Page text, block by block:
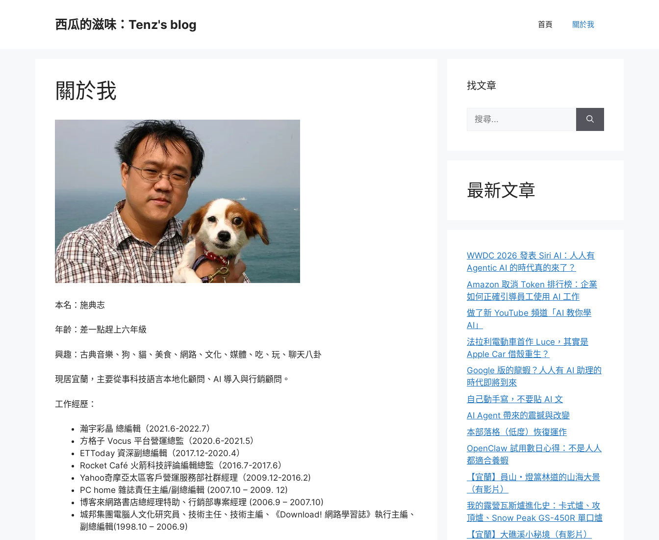
西瓜的滋味：Tenz's blog 首頁 關於我
關於我
本名：施典志
年齡：差一點趕上六年級
興趣：古典音樂、狗、貓、美食、網路、文化、媒體、吃、玩、聊天八卦
現居宜蘭，主要從事科技語言本地化顧問、AI 導入與行銷顧問。
工作經歷：
瀚宇彩晶 總編輯（2021.6-2022.7）
方格子 Vocus 平台營運總監（2020.6-2021.5）
ETToday 資深副總編輯（2017.12-2020.4）
Rocket Café 火箭科技評論編輯總監（2016.7-2017.6）
Yahoo奇摩亞太區客戶營運服務部社群經理（2009.12-2016.2)
PC home 雜誌責任主編/副總編輯 (2007.10 – 2009. 12)
博客來網路書店總經理特助、行銷部專案經理 (2006.9 – 2007.10)
城邦集團電腦人文化研究員、技術主任、技術主編、《Download! 網路學習誌》執行主編、
副總編輯(1998.10 – 2006.9)
找文章
尋:
最新文章
WWDC 2026 發表 Siri AI：人人有
Agentic AI 的時代真的來了？
Amazon 取消 Token 排行榜：企業
如何正確引導員工使用 AI 工作
做了新 YouTube 頻道「AI 教你學
AI」
法拉利電動車首作 Luce，其實是
Apple Car 借殼重生？
Google 版的龍蝦？人人有 AI 助理的
時代即將到來
自己動手寫，不要貼 AI 文
AI Agent 帶來的震撼與改變
本部落格（低度）恢復運作
OpenClaw 試用數日心得：不是人人
都適合養蝦
【宜蘭】員山・燈篙林道的山海大景
（有影片）
我的露營瓦斯爐進化史：卡式爐、攻
頂爐、Snow Peak GS-450R 單口爐
【宜蘭】大礁溪小秘境（有影片）